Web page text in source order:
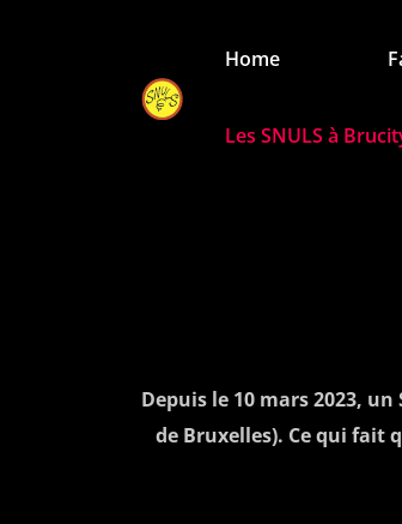
LES
Les Snuls sont
Home
Les SNULS à
Depuis le 10 mars 2023, un
de Bruxelles). Ce qui fait